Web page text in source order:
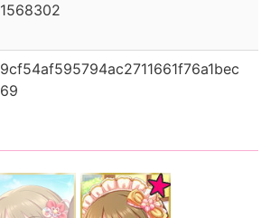
1568302
9cf54af595794ac2711661f76a1bec
69